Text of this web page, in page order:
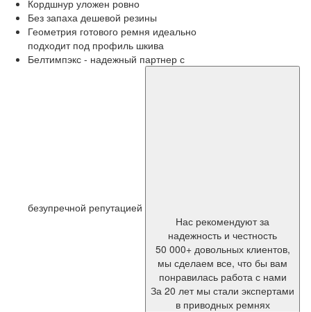
Кордшнур уложен ровно
Без запаха дешевой резины
Геометрия готового ремня идеально
подходит под профиль шкива
Белтимпэкс - надежный партнер с
безупречной репутацией
Нас рекомендуют за
надежность и честность
50 000+ довольных клиентов,
мы сделаем все, что бы вам
понравилась работа с нами
За 20 лет мы стали экспертами
в приводных ремнях